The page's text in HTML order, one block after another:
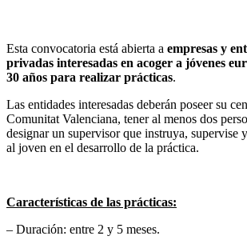
Esta convocatoria está abierta a empresas y
privadas interesadas en acoger a jóvenes
30 años para realizar prácticas.
Las entidades interesadas deberán poseer su
Comunitat Valenciana, tener al menos dos
designar un supervisor que instruya, supervise
al joven en el desarrollo de la práctica.
Características de las prácticas:
– Duración: entre 2 y 5 meses.